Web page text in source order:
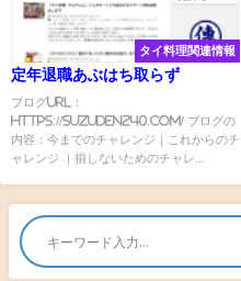
タイ料理関連情報
定年退職あぶはち取らず
ブログURL：
https://suzuden240.com/ ブログの
内容：今までのチャレンジ｜これからのチ
ャレンジ ｜損しないためのチャレ...